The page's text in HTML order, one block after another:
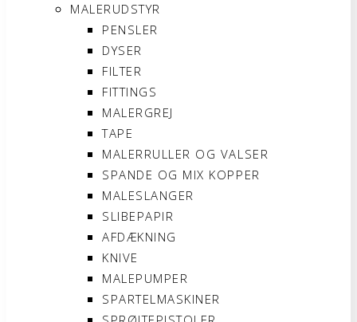
MALERUDSTYR
PENSLER
DYSER
FILTER
FITTINGS
MALERGREJ
TAPE
MALERRULLER OG VALSER
SPANDE OG MIX KOPPER
MALESLANGER
SLIBEPAPIR
AFDÆKNING
KNIVE
MALEPUMPER
SPARTELMASKINER